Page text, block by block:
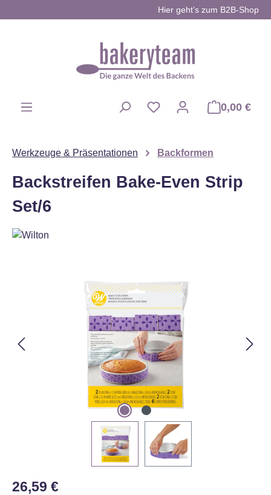
Hier geht’s zum B2B-Shop
0,00 €
Werkzeuge & Präsentationen Backformen
Backstreifen Bake-Even Strip
Set/6
Regulärer Preis:
26,59 €